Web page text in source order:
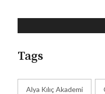
Tags
Alya Kılıç Akademi